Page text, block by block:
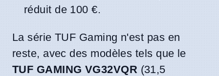
réduit de 100 €.
La série TUF Gaming n'est pas en
reste, avec des modèles tels que le
TUF GAMING VG32VQR (31,5